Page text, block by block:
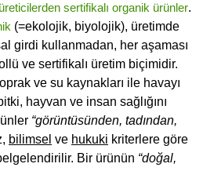
sertifikalı organik ürünler.
(=ekolojik, biyolojik), üretimde
girdi kullanmadan, her aşaması
ve sertifikalı üretim biçimidir.
ve su kaynakları ile havayı
hayvan ve insan sağlığını
“görüntüsünden, tadından,
bilimsel ve hukuki kriterlere göre
Bir ürünün “doğal,